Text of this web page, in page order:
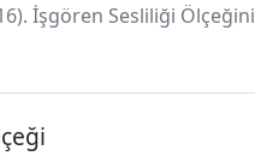
İşgören Sesliliği